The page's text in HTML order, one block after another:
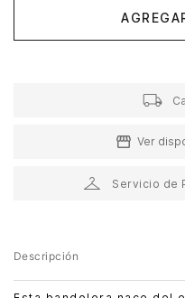
Ver
Servicio de
Descripción